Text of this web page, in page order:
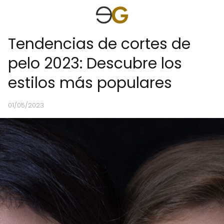
Tendencias de cortes de
pelo 2023: Descubre los
estilos más populares
01/05/2023